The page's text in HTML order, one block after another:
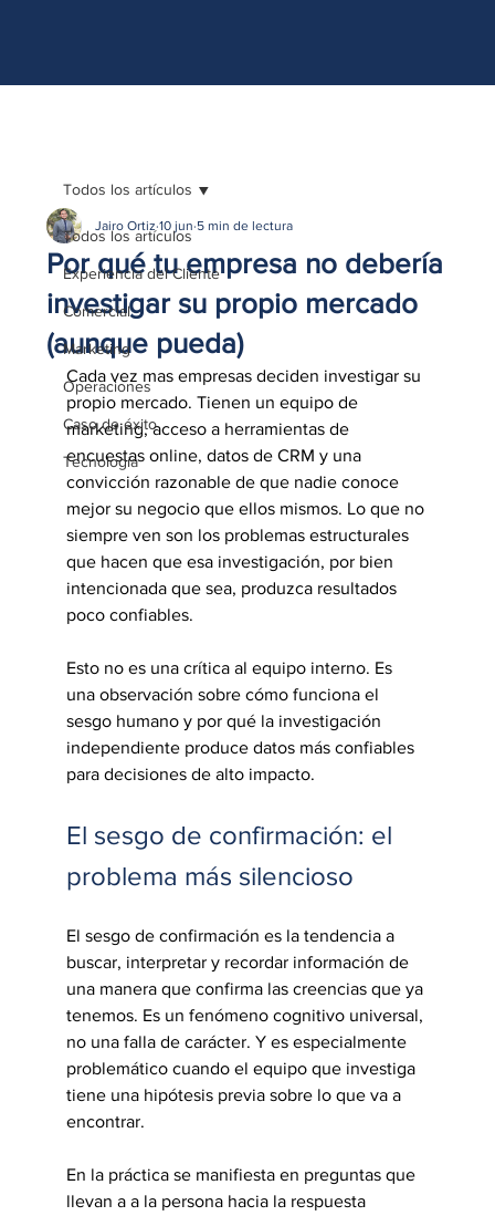
Todos los artículos
Experiencia del Cliente
Comercial
Marketing
Operaciones
Caso de éxito
Tecnología
Todos los artículos
Por qué tu empresa no debería
investigar su propio mercado
(aunque pueda)
Jairo Ortiz 10 jun 5 min de lectura
Cada vez mas empresas deciden investigar su
propio mercado. Tienen un equipo de
marketing, acceso a herramientas de
encuestas online, datos de CRM y una
convicción razonable de que nadie conoce
mejor su negocio que ellos mismos. Lo que no
siempre ven son los problemas estructurales
que hacen que esa investigación, por bien
intencionada que sea, produzca resultados
poco confiables.
Esto no es una crítica al equipo interno. Es
una observación sobre cómo funciona el
sesgo humano y por qué la investigación
independiente produce datos más confiables
para decisiones de alto impacto.
El sesgo de confirmación: el
problema más silencioso
El sesgo de confirmación es la tendencia a
buscar, interpretar y recordar información de
una manera que confirma las creencias que ya
tenemos. Es un fenómeno cognitivo universal,
no una falla de carácter. Y es especialmente
problemático cuando el equipo que investiga
tiene una hipótesis previa sobre lo que va a
encontrar.
En la práctica se manifiesta en preguntas que
llevan a a la persona hacia la respuesta